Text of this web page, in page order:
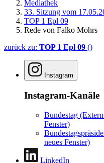
Mediathek
33. Sitzung vom
TOP 1 Epl 09
Rede von Falko Mohrs
zurück zu: TOP 1 Epl 09 ()
Instagram
Instagram-Kanäle
Bundestag
Fenster)
neues Fenster)
LinkedIn